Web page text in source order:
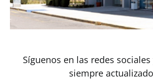
Síguenos en las redes
siempre actualizado